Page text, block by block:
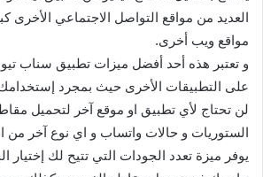
العديد من مواقع التواصل الاجتماعي الأخرى
مواقع ويب أخرى.
و تعتبر هذه أحد أفضل ميزات تطبيق سناب
لن تحتاج لأي تطبيق او موقع آخر لتحميل
الستوريات و حالات واتساب و اي نوع آخر من
يوفر ميزة تعدد الجودات التي تتيح لك إختيار